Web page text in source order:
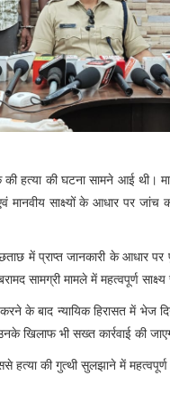
हत्या की घटना सामने आई थी।
साक्ष्यों के आधार पर जांच
में प्राप्त जानकारी के आधार
सामग्री मामले में महत्वपूर्ण साक्ष्य
करने के बाद न्यायिक हिरासत में
खिलाफ भी सख्त कार्रवाई की
हत्या की गुत्थी सुलझाने में